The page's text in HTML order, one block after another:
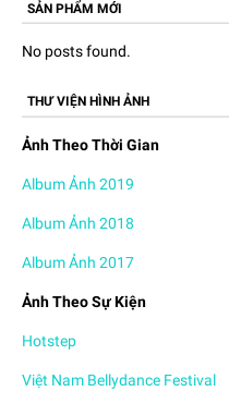
SẢN PHẨM MỚI
No posts found.
THƯ VIỆN HÌNH ẢNH
Ảnh Theo Thời Gian
Album Ảnh 2019
Album Ảnh 2018
Album Ảnh 2017
Ảnh Theo Sự Kiện
Hotstep
Việt Nam Bellydance Festival